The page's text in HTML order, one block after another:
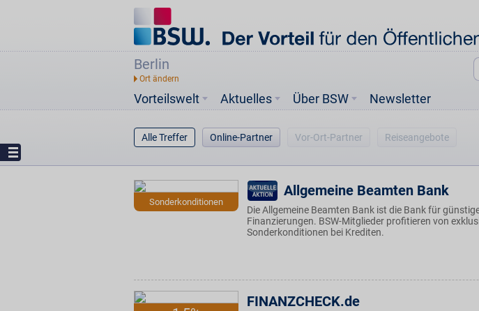
Berlin
Vorteilswelt Aktuelles Über BSW Newsletter
Alle Treffer Online-Partner Vor-Ort-Partner Reiseangebote
Sonderkonditionen
Allgemeine Beamten Bank
Die Allgemeine Beamten Bank ist die Bank für
Finanzierungen. BSW-Mitglieder profitieren von
Sonderkonditionen bei Krediten.
FINANZCHECK.de